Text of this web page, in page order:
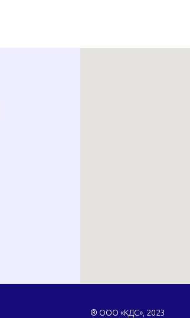
® ООО «КДС», 2023